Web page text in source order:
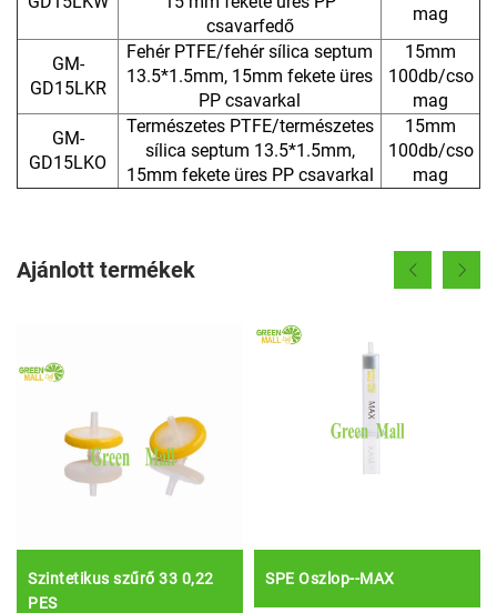
csavarfedő
mag
GM-
GD15LKR
Fehér PTFE/fehér sílica septum
13.5*1.5mm, 15mm fekete üres
PP csavarkal
15mm
100db/cso
mag
GM-
GD15LKO
Természetes PTFE/természetes
sílica septum 13.5*1.5mm,
15mm fekete üres PP csavarkal
15mm
100db/cso
mag
Ajánlott termékek
Szintetikus szűrő 33 0,22
PES
SPE Oszlop--MAX